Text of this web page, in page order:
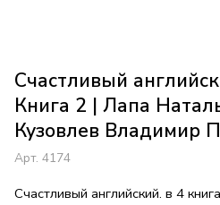
Счастливый
Книга 2 | Лапа
Кузовлев Владимир
Арт. 4174
Счастливый английский. в 4